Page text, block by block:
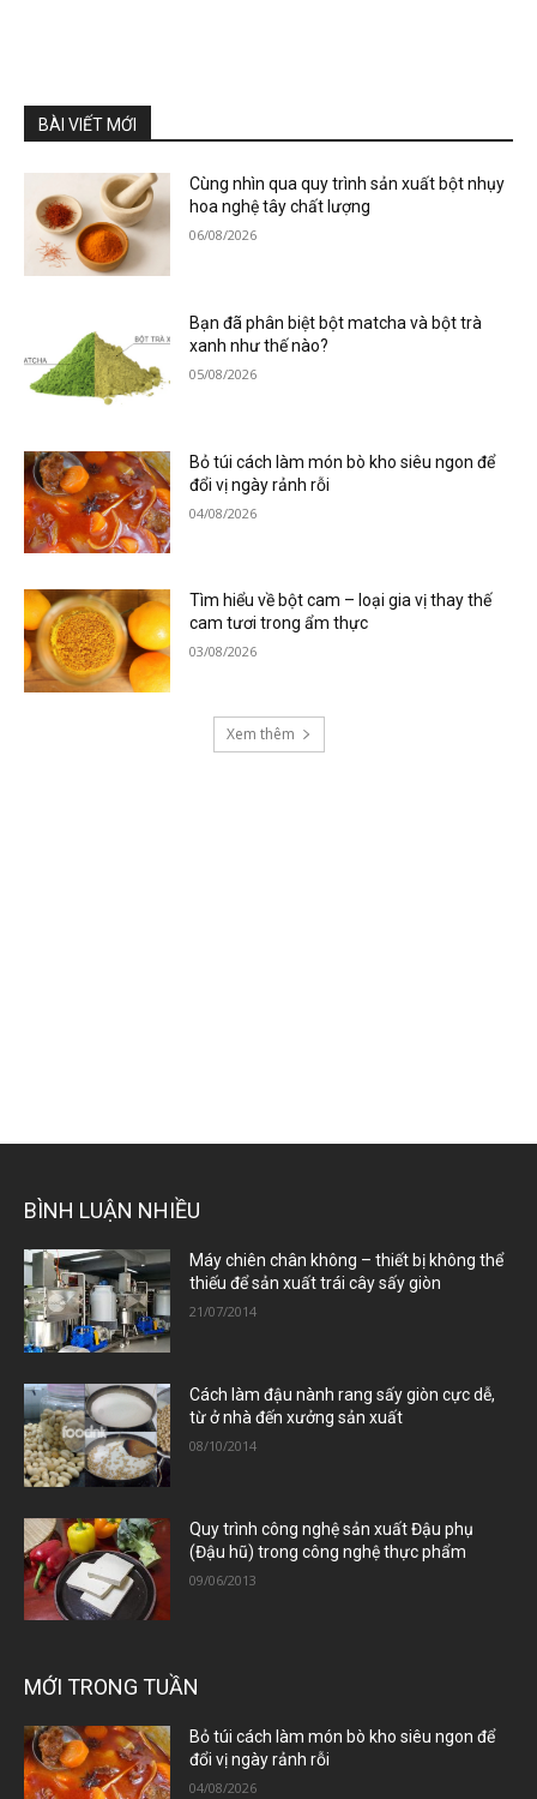
BÀI VIẾT MỚI
Cùng nhìn qua quy trình sản xuất bột nhụy
hoa nghệ tây chất lượng
06/08/2026
Bạn đã phân biệt bột matcha và bột trà
xanh như thế nào?
05/08/2026
Bỏ túi cách làm món bò kho siêu ngon để
đổi vị ngày rảnh rỗi
04/08/2026
Tìm hiểu về bột cam – loại gia vị thay thế
cam tươi trong ẩm thực
03/08/2026
Xem thêm
BÌNH LUẬN NHIỀU
Máy chiên chân không – thiết bị không thể
thiếu để sản xuất trái cây sấy giòn
21/07/2014
Cách làm đậu nành rang sấy giòn cực dễ,
từ ở nhà đến xưởng sản xuất
08/10/2014
Quy trình công nghệ sản xuất Đậu phụ
(Đậu hũ) trong công nghệ thực phẩm
09/06/2013
MỚI TRONG TUẦN
Bỏ túi cách làm món bò kho siêu ngon để
đổi vị ngày rảnh rỗi
04/08/2026